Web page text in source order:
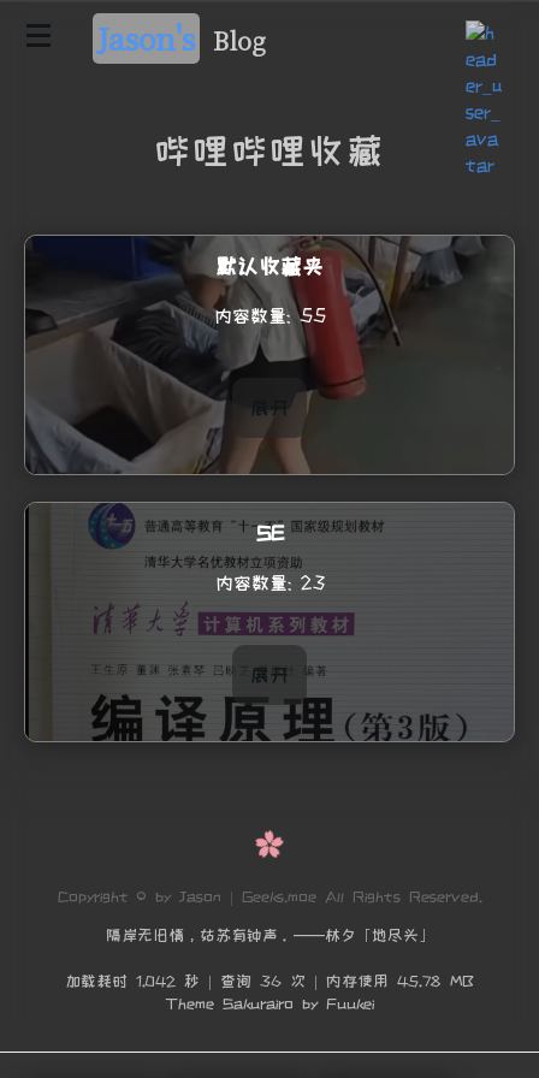
Jason's Blog
哔哩哔哩收藏
默认收藏夹
内容数量: 55
展开
加载更多
SE
内容数量: 23
展开
Copyright © by Jason | Geeks.moe All Rights Reserved.
隔岸无旧情，姑苏有钟声。——林夕「地尽头」
加载耗时 1.042 秒 | 查询 36 次 | 内存使用 45.78 MB
Theme Sakurairo by Fuukei